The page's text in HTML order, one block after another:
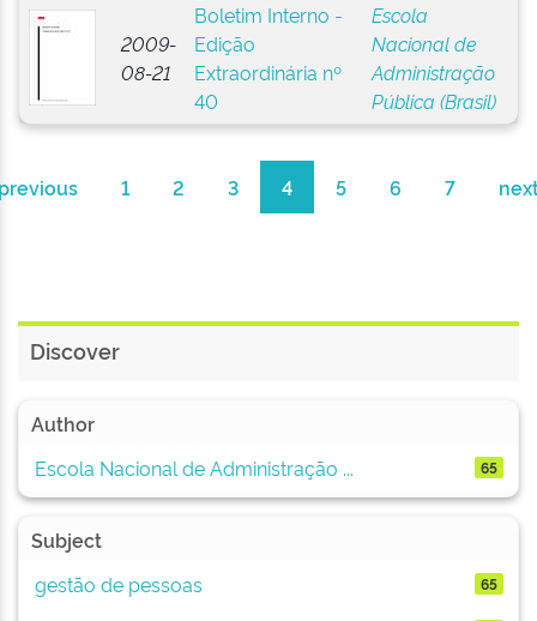
2009-
08-21
Boletim Interno -
Edição
Extraordinária nº
40
Escola
Nacional de
Administração
Pública (Brasil)
1 2 3 4 5 6 7
Discover
Author
Escola Nacional de Administração ...
65
Subject
gestão de pessoas
65